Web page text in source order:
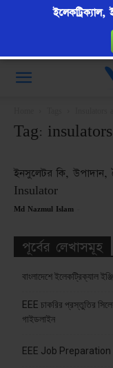
VoltageLab
Tag:
ইনসুলেটর কি, উপাদান,
Insulator
Md Nazmul Islam
পূর্বের লেখাসমূহ
বাংলাদেশে ইলেকট্রিক্যাল
EEE চাকরির প্রস্তুতির
গাইডলাইন
EEE Job